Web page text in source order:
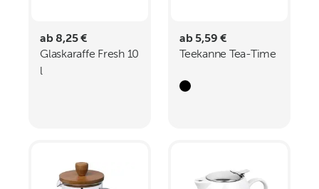
ab 8,25 €
Glaskaraffe Fresh 10
l
ab 5,59 €
Teekanne Tea-Time